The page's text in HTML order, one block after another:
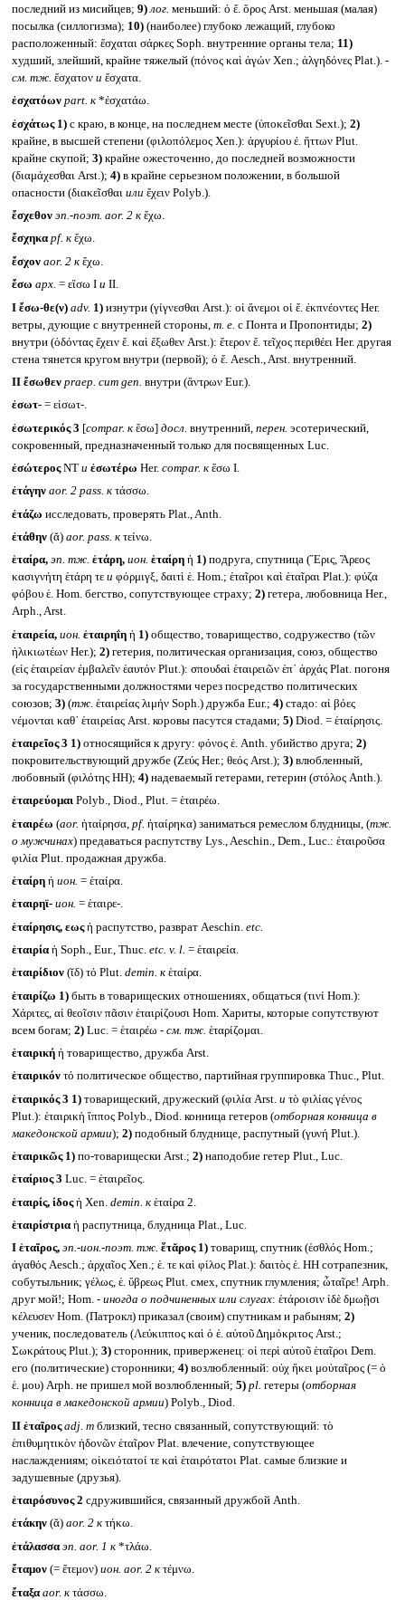
последний из мисийцев; 9) лог. меньший: ὁ ἔ. ὅρος Arst. меньшая (малая)
посылка (силлогизма); 10)(наиболее) глубоко лежащий, глубоко
расположенный: ἔσχαται σάρκες Soph. внутренние органы тела; 11)
худший, злейший, крайне тяжелый (πόνος καὶ ἀγών Xen.; ἀλγηδόνες Plat.). -
см. тж. ἔσχατον и ἔσχατα.
ἐσχατόων part. к*ἐσχατάω.
ἐσχάτως 1)с краю, в конце, на последнем месте (ὑποκεῖσθαι Sext.); 2)
крайне, в высшей степени (φιλοπόλεμος Xen.): ἀργυρίου ἐ. ἥττων Plut.
крайне скупой; 3)крайне ожесточенно, до последней возможности
(διαμάχεσθαι Arst.); 4)в крайне серьезном положении, в большой
опасности (διακεῖσθαι или ἔχειν Polyb.).
ἔσχεθον эп.-поэт. aor. 2 кἔχω.
ἔσχηκα pf. кἔχω.
ἔσχον aor. 2 кἔχω.
ἔσω арх. = εἴσω I и II.
I ἔσω-θε(ν) adv. 1)изнутри (γίγνεσθαι Arst.): οἱ ἄνεμοι οἱ ἔ. ἐκπνέοντες Her.
ветры, дующие с внутренней стороны, т. е. с Понта и Пропонтиды; 2)
внутри (ὁδόντας ἔχειν ἔ. καὶ ἔξωθεν Arst.): ἕτερον ἔ. τεῖχος περιθέει Her. другая
стена тянется кругом внутри (первой); ὁ ἔ. Aesch., Arst. внутренний.
II ἔσωθεν praep. cum gen. внутри (ἄντρων Eur.).
ἐσωτ- = εἰσωτ-.
ἐσωτερικός 3 [compar. кἔσω]досл. внутренний, перен. эсотерический,
сокровенный, предназначенный только для посвященных Luc.
ἐσώτεροςNT и ἐσωτέρω Her. compar. кἔσω I.
ἐτάγην aor. 2 pass. кτάσσω.
ἐτάζω исследовать, проверять Plat., Anth.
ἐτάθην(ᾰ) aor. pass. кτείνω.
ἑταίρα, эп. тж. ἑτάρη, ион. ἑταίρηἡ 1)подруга, спутница (Ἔρις, Ἄρεος
κασιγνήτη ἑτάρη τε и φόρμιγξ, δαιτὶ ἑ. Hom.; ἑταῖροι καὶ ἑταῖραι Plat.): φύζα
φόβου ἑ. Hom. бегство, сопутствующее страху; 2)гетера, любовница Her.,
Arph., Arst.
ἑταιρεία, ион. ἑταιρηΐη ἡ 1)общество, товарищество, содружество (τῶν
ἡλικιωτέων Her.); 2)гетерия, политическая организация, союз, общество
(εἰς ἑταιρείαν ἐμβαλεῖν ἑαυτόν Plut.): σπουδαὶ ἑταιρειῶν ἑπ᾽ ἀρχάς Plat. погоня
за государственными должностями через посредство политических
союзов; 3)(тж. ἑταιρείας λιμήν Soph.) дружба Eur.; 4)стадо: αἱ βόες
νέμονται καθ᾽ ἑταιρείας Arst. коровы пасутся стадами; 5)Diod. = ἑταίρησις.
ἑταιρεῖος 3 1)относящийся к другу: φόνος ἑ. Anth. убийство друга; 2)
покровительствующий дружбе (Ζεύς Her.; θεός Arst.); 3)влюбленный,
любовный (φιλότης HH); 4)надеваемый гетерами, гетерин (στόλος Anth.).
ἑταιρεύομαιPolyb., Diod., Plut. = ἑταιρέω.
ἑταιρέω (aor. ἡταίρησα, pf. ἡταίρηκα) заниматься ремеслом блудницы, (тж.
о мужчинах) предаваться распутству Lys., Aeschin., Dem., Luc.: ἑταιροῦσα
φιλία Plut. продажная дружба.
ἑταίρη ἡ ион. = ἑταίρα.
ἑταιρηϊ- ион. = ἑταιρε-.
ἑταίρησις, εωςἡ распутство, разврат Aeschin. etc.
ἑταιρία ἡ Soph., Eur., Thuc. etc. v. l. = ἑταιρεία.
ἑταιρίδιον(ῐδ) τό Plut. demin. кἑταίρα.
ἑταιρίζω 1)быть в товарищеских отношениях, общаться (τινί Hom.):
Χάριτες, αἱ θεοῖσιν πᾶσιν ἑταιρίζουσι Hom. Хариты, которые сопутствуют
всем богам; 2)Luc. = ἑταιρέω - см. тж. ἑταρίζομαι.
ἑταιρική ἡ товарищество, дружба Arst.
ἑταιρικόν τό политическое общество, партийная группировка Thuc., Plut.
ἑταιρικός 3 1)товарищеский, дружеский (φιλία Arst. и τὸ φιλίας γένος
Plut.): ἑταιρικὴ ἵππος Polyb., Diod. конница гетеров (отборная конница в
македонской армии); 2)подобный блуднице, распутный (γυνή Plut.).
ἑταιρικῶς 1)по-товарищески Arst.; 2)наподобие гетер Plut., Luc.
ἑταίριος 3 Luc. = ἑταιρεῖος.
ἑταιρίς, ίδοςἡ Xen. demin. кἑταίρα 2.
ἑταιρίστρια ἡ распутница, блудница Plat., Luc.
I ἑταῖρος, эп.-ион.-поэт. тж. ἕτᾰρος 1)товарищ, спутник (ἑσθλός Hom.;
ἀγαθός Aesch.; ἀρχαῖος Xen.; ἑ. τε καὶ φίλος Plat.): δαιτὸς ἑ. HH сотрапезник,
собутыльник; γέλως, ἑ. ὕβρεως Plut. смех, спутник глумления; ὦταῖρε! Arph.
друг мой!; Hom. - иногда о подчиненных или слугах: ἑτάροισιν ἰδὲ δμωῇσι
κέλευσεν Hom. (Патрокл) приказал (своим) спутникам и рабыням; 2)
ученик, последователь (Λεύκιππος καὶ ὁ ἑ. αὐτοῦ Δημόκριτος Arst.;
Σωκράτους Plut.); 3)сторонник, приверженец: οἱ περὶ αὐτοῦ ἑταῖροι Dem.
его (политические) сторонники; 4)возлюбленный: οὐχ ἥκει μοὐταῖρος (= ὁ
ἑ. μου) Arph. не пришел мой возлюбленный; 5) pl. гетеры (отборная
конница в македонской армии) Polyb., Diod.
II ἑταῖρος adj. mблизкий, тесно связанный, сопутствующий: τὸ
ἑπιθυμητικὸν ἡδονῶν ἑταῖρον Plat. влечение, сопутствующее
наслаждениям; οἰκειότατοί τε καὶ ἑταιρότατοι Plat. самые близкие и
задушевные (друзья).
ἑταιρόσυνος 2 сдружившийся, связанный дружбой Anth.
ἐτάκην(ᾰ) aor. 2 кτήκω.
ἐτάλασσα эп. aor. 1 к*τλάω.
ἔταμον (= ἔτεμον)ион. aor. 2 кτέμνω.
ἔταξα aor. кτάσσω.